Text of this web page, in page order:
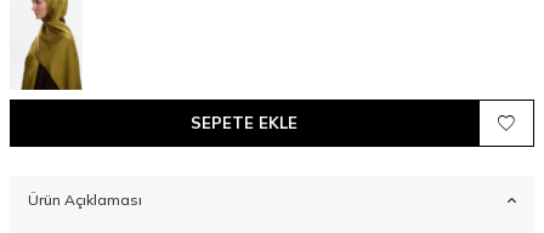
SEPETE EKLE
Ürün Açıklaması